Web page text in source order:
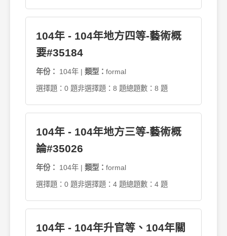
104年 - 104年地方四等-藝術概
要#35184
年份： 104年 | 類型： formal
選擇題：0 題非選擇題：8 題總題數：8 題
104年 - 104年地方三等-藝術概
論#35026
年份： 104年 | 類型： formal
選擇題：0 題非選擇題：4 題總題數：4 題
104年 - 104年升官等、104年關